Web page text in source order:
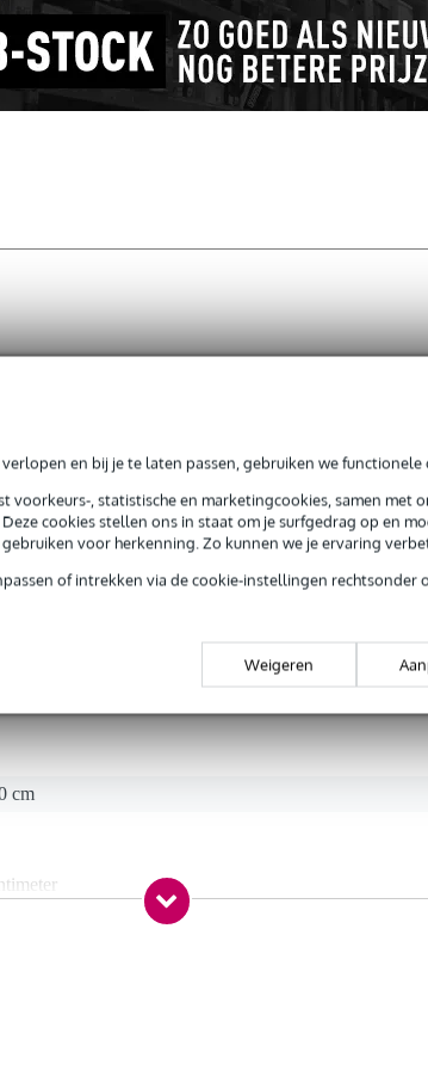
en bij je te laten passen, gebruiken we functionele
voorkeurs-, statistische en marketingcookies, samen met
cookies stellen ons in staat om je surfgedrag op en
gebruiken voor herkenning. Zo kunnen we je ervaring
of intrekken via de cookie-instellingen rechtsonder
Weigeren
cm